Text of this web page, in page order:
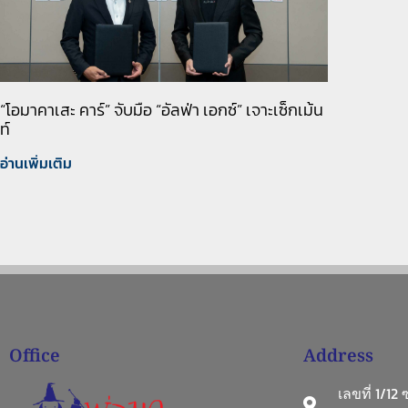
“โอมาคาเสะ คาร์” จับมือ “อัลฟ่า เอกซ์” เจาะเซ็กเม้น
ท์
อ่านเพิ่มเติม
Office Address
เลขที่ 1/